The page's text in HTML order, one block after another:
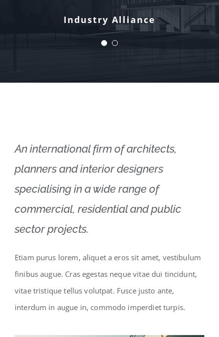
Industry Alliance
Xtra Technologies
An international firm of architects,
planners and interior designers
specialising in a wide range of
commercial, residential and public
sector projects.
Etiam purus lorem, aliquet a eros sit amet, vestibulum
finibus augue. Cras egestas neque vitae dui tincidunt,
vitae tristique tellus volutpat. Fusce justo ante,
interdum in augue in, commodo imperdiet turpis.